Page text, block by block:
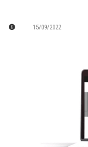
15/09/2022